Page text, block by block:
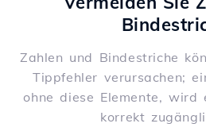
Zahlen und Bindestriche
Tippfehler verursachen;
ohne diese Elemente, wird
korrekt